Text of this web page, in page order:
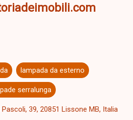
lampada da esterno
serralunga
39, 20851 Lissone MB, Italia